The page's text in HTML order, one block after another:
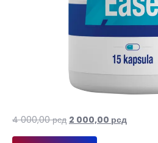
4 000,00рсд Оригинална
цена
2 000,00 рсдТренутна